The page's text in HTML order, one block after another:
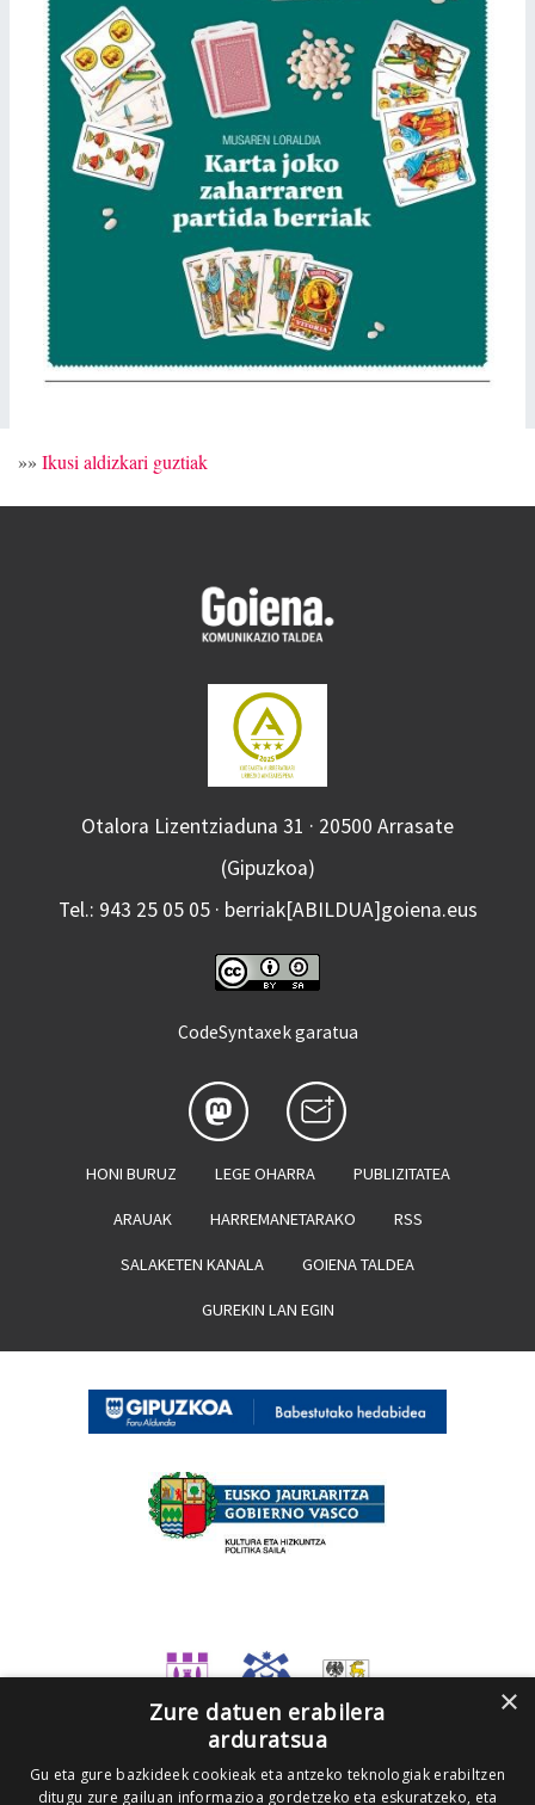
»» Ikusi aldizkari guztiak
Otalora Lizentziaduna 31 · 20500 Arrasate
(Gipuzkoa)
Tel.: 943 25 05 05 · berriak[ABILDUA]goiena.eus
CodeSyntaxek garatua
HONI BURUZ LEGE OHARRA PUBLIZITATEA
ARAUAK HARREMANETARAKO RSS
SALAKETEN KANALA GOIENA TALDEA
GUREKIN LAN EGIN
×
Zure datuen erabilera
arduratsua
Gu eta gure bazkideek cookieak eta antzeko teknologiak erabiltzen
ditugu zure gailuan informazioa gordetzeko eta eskuratzeko, eta